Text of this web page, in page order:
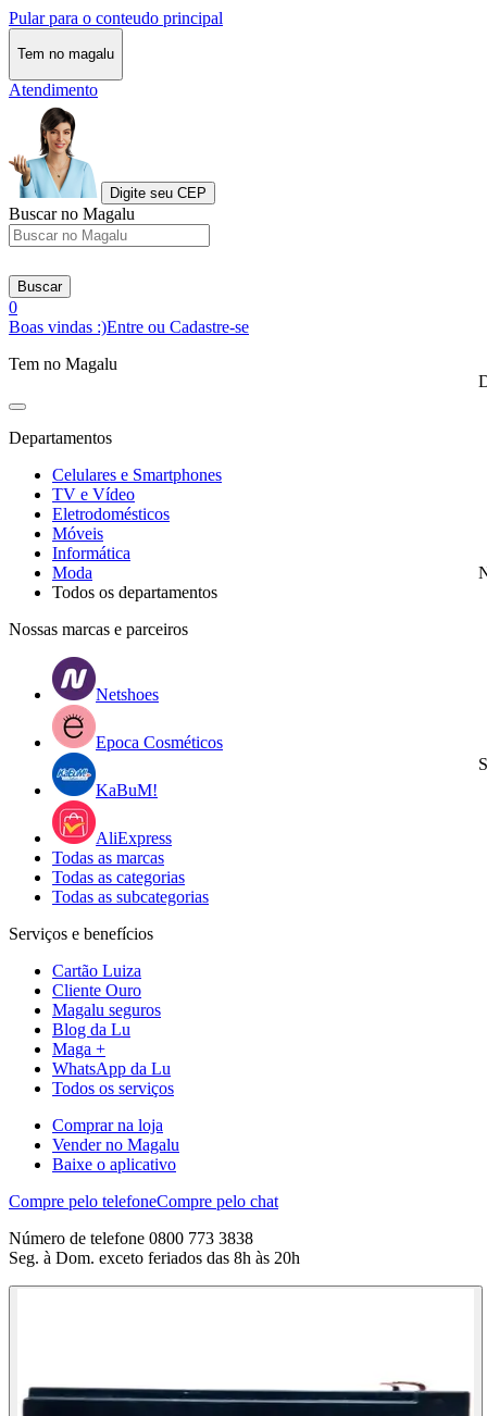
Pular para o conteudo principal
Tem no magalu
Atendimento
Digite seu CEP
Buscar no Magalu
Buscar
0
Boas vindas :)Entre ou Cadastre-se
Tem no Magalu
Departamentos
Celulares e Smartphones
TV e Vídeo
Eletrodomésticos
Móveis
Informática
Moda
Todos os departamentos
Nossas marcas e parceiros
Netshoes
Epoca Cosméticos
KaBuM!
AliExpress
Todas as marcas
Todas as categorias
Todas as subcategorias
Serviços e benefícios
Cartão Luiza
Cliente Ouro
Magalu seguros
Blog da Lu
Maga +
WhatsApp da Lu
Todos os serviços
Comprar na loja
Vender no Magalu
Baixe o aplicativo
Compre pelo telefoneCompre pelo chat
Número de telefone 0800 773 3838
Seg. à Dom. exceto feriados das 8h às 20h